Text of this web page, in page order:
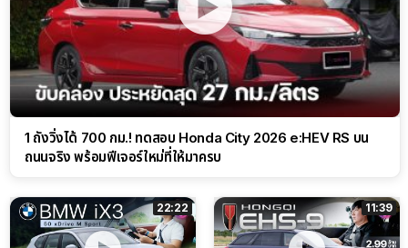
1 ถังวิ่งได้ 700 กม.! ทดสอบ Honda City 2026 e:HEV RS บน
ถนนจริง พร้อมฟีเจอร์ใหม่ที่ให้มาครบ
22:22 11:39